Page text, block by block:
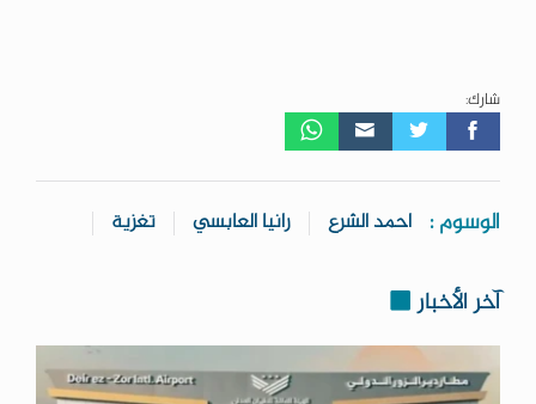
شارك:
الوسوم : احمد الشرع رانيا العابسي تغزية
آخر الأخبار